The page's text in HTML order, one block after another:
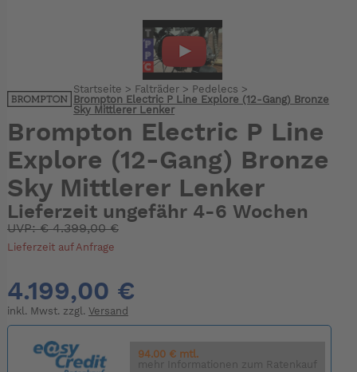
Startseite > Falträder > Pedelecs >
Brompton Electric P Line Explore (12-Gang) Bronze
Sky Mittlerer Lenker
Brompton Electric P Line
Explore (12-Gang) Bronze
Sky Mittlerer Lenker
Lieferzeit ungefähr 4-6 Wochen
UVP:€4.399,00 €
Lieferzeit auf Anfrage
4.199,00 €
inkl. Mwst. zzgl. Versand
94.00 € mtl.
mehr Informationen zum Ratenkauf